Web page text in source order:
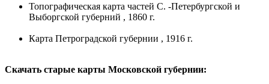
Топографическая карта частей С. -Петербургской и
Выборгской губерний , 1860 г.
Карта Петроградской губернии , 1916 г.
Скачать старые карты Московской губернии: